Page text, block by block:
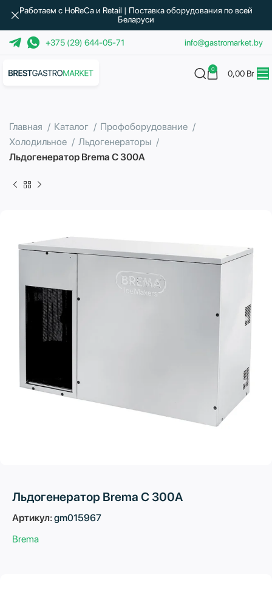
+375 (29) 644-05-71 info@gastromarket.by
0 0,00 Br
Главная Каталог
Профоборудование
Холодильное
Льдогенераторы
Льдогенератор Brema C 300A
Льдогенератор Brema C 300A
Артикул:gm015967
Brema
Работаем с HoReCa и Retail | Поставка оборудования по всей
Беларуси